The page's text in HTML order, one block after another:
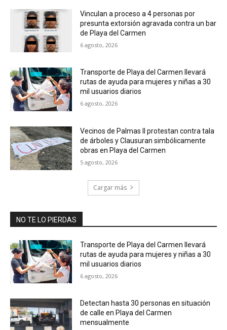
Vinculan a proceso a 4 personas por
presunta extorsión agravada contra un bar
de Playa del Carmen
6 agosto, 2026
Transporte de Playa del Carmen llevará
rutas de ayuda para mujeres y niñas a 30
mil usuarios diarios
6 agosto, 2026
Vecinos de Palmas II protestan contra tala
de árboles y Clausuran simbólicamente
obras en Playa del Carmen
5 agosto, 2026
Cargar más
NO TE LO PIERDAS
Transporte de Playa del Carmen llevará
rutas de ayuda para mujeres y niñas a 30
mil usuarios diarios
6 agosto, 2026
Detectan hasta 30 personas en situación
de calle en Playa del Carmen
mensualmente